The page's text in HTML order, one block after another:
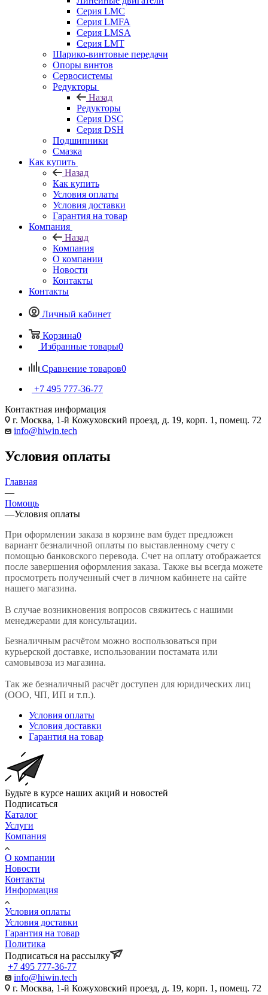
Серия LMC
Серия LMFA
Серия LMSA
Серия LMT
Шарико-винтовые передачи
Опоры винтов
Сервосистемы
Редукторы
Назад
Редукторы
Серия DSC
Серия DSH
Подшипники
Смазка
Как купить
Назад
Как купить
Условия оплаты
Условия доставки
Гарантия на товар
Компания
Назад
Компания
О компании
Новости
Контакты
Контакты
Личный кабинет
Корзина0
Избранные товары0
Сравнение товаров0
+7 495 777-36-77
Контактная информация
г. Москва, 1-й Кожуховский проезд, д. 19, корп. 1, помещ. 72
info@hiwin.tech
Условия оплаты
Главная
—
Помощь
—Условия оплаты
При оформлении заказа в корзине вам будет предложен
вариант безналичной оплаты по выставленному счету с
помощью банковского перевода. Счет на оплату отображается
после завершения оформления заказа. Также вы всегда можете
просмотреть полученный счет в личном кабинете на сайте
нашего магазина.
В случае возникновения вопросов свяжитесь с нашими
менеджерами для консультации.
Безналичным расчётом можно воспользоваться при
курьерской доставке, использовании постамата или
самовывоза из магазина.
Так же безналичный расчёт доступен для юридических лиц
(ООО, ЧП, ИП и т.п.).
Условия оплаты
Условия доставки
Гарантия на товар
Будьте в курсе наших акций и новостей
Подписаться
Каталог
Услуги
Компания
О компании
Новости
Контакты
Информация
Условия оплаты
Условия доставки
Гарантия на товар
Политика
Подписаться на рассылку
+7 495 777-36-77
info@hiwin.tech
г. Москва, 1-й Кожуховский проезд, д. 19, корп. 1, помещ. 72